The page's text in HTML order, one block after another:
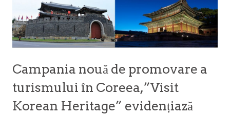
Campania nouă de promovare a
turismului în Coreea,”Visit
Korean Heritage” evidențiază